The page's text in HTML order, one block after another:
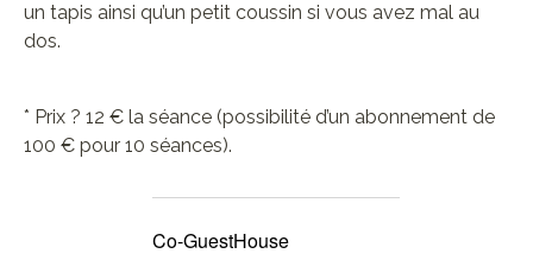
un tapis ainsi qu’un petit coussin si vous avez mal au
dos.
* Prix ? 12 € la séance (possibilité d’un abonnement de
100 € pour 10 séances).
Co-GuestHouse